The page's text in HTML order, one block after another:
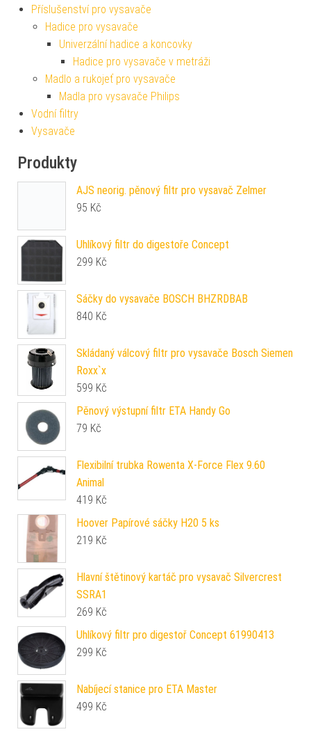
Příslušenství pro vysavače
Hadice pro vysavače
Univerzální hadice a koncovky
Hadice pro vysavače v metráži
Madlo a rukojeť pro vysavače
Madla pro vysavače Philips
Vodní filtry
Vysavače
Produkty
AJS neorig. pěnový filtr pro vysavač Zelmer
95 Kč
Uhlíkový filtr do digestoře Concept
299 Kč
Sáčky do vysavače BOSCH BHZRDBAB
840 Kč
Skládaný válcový filtr pro vysavače Bosch Siemen
Roxx`x
599 Kč
Pěnový výstupní filtr ETA Handy Go
79 Kč
Flexibilní trubka Rowenta X-Force Flex 9.60
Animal
419 Kč
Hoover Papírové sáčky H20 5 ks
219 Kč
Hlavní štětinový kartáč pro vysavač Silvercrest
SSRA1
269 Kč
Uhlíkový filtr pro digestoř Concept 61990413
299 Kč
Nabíjecí stanice pro ETA Master
499 Kč